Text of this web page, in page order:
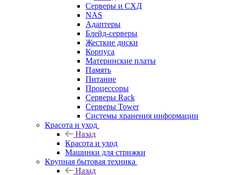
Серверы и СХД
NAS
Адаптеры
Блейд-серверы
Жесткие диски
Корпуса
Материнские платы
Память
Питание
Процессоры
Серверы Rack
Серверы Tower
Системы хранения информации
Красота и уход
Назад
Красота и уход
Машинки для стрижки
Крупная бытовая техника
Назад